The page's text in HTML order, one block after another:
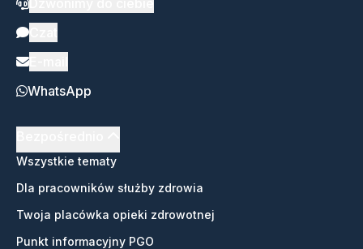
WhatsApp
Wszystkie tematy
Dla pracowników służby zdrowia
Twoja placówka opieki zdrowotnej
Punkt informacyjny PGO